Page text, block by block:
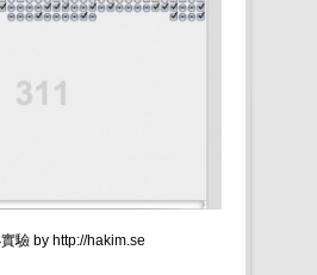
驗 by http://hakim.se